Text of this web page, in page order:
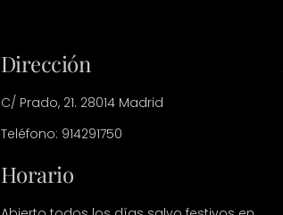
Dirección
C/ Prado, 21. 28014 Madrid
Teléfono: 914291750
Horario